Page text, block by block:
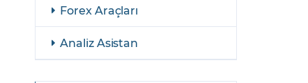
Forex Araçları
Analiz Asistan